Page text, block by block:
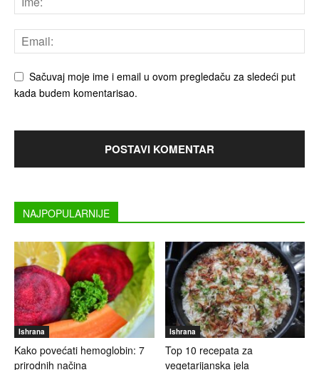
Sačuvaj moje ime i email u ovom pregledaču za sledeći put
kada budem komentarisao.
NAJPOPULARNIJE
Ishrana
Kako povećati hemoglobin: 7
prirodnih načina
Ishrana
Top 10 recepata za
vegetarijanska jela